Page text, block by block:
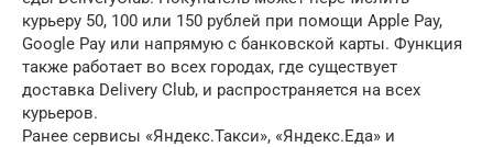
курьеру 50, 100 или 150 рублей при помощи Apple Pay,
Google Pay или напрямую с банковской карты. Функция
также работает во всех городах, где существует
доставка Delivery Club, и распространяется на всех
курьеров.
Ранее сервисы «Яндекс.Такси», «Яндекс.Еда» и